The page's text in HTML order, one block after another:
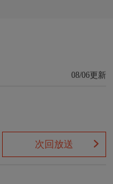
08/06更新
次回放送